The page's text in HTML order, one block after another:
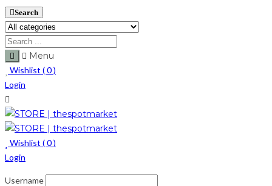
Search
Menu
Wishlist (0)
Login
Wishlist (0)
Login
Username